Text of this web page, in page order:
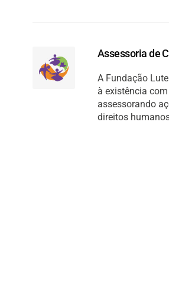
Assessoria de
A Fundação
à existência
assessorando
direitos